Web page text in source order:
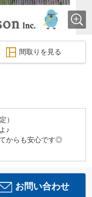
間取りを見る
）
♪
からも安心です◎
お問い合わせ